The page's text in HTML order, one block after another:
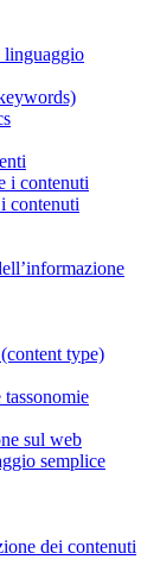
linguaggio
i contenuti
contenuti
type)
sul web
semplice
dei contenuti